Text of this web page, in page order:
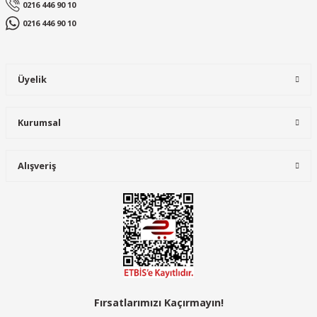
0216 446 90 10
0216 446 90 10
Üyelik
Kurumsal
Alışveriş
Fırsatlarımızı Kaçırmayın!